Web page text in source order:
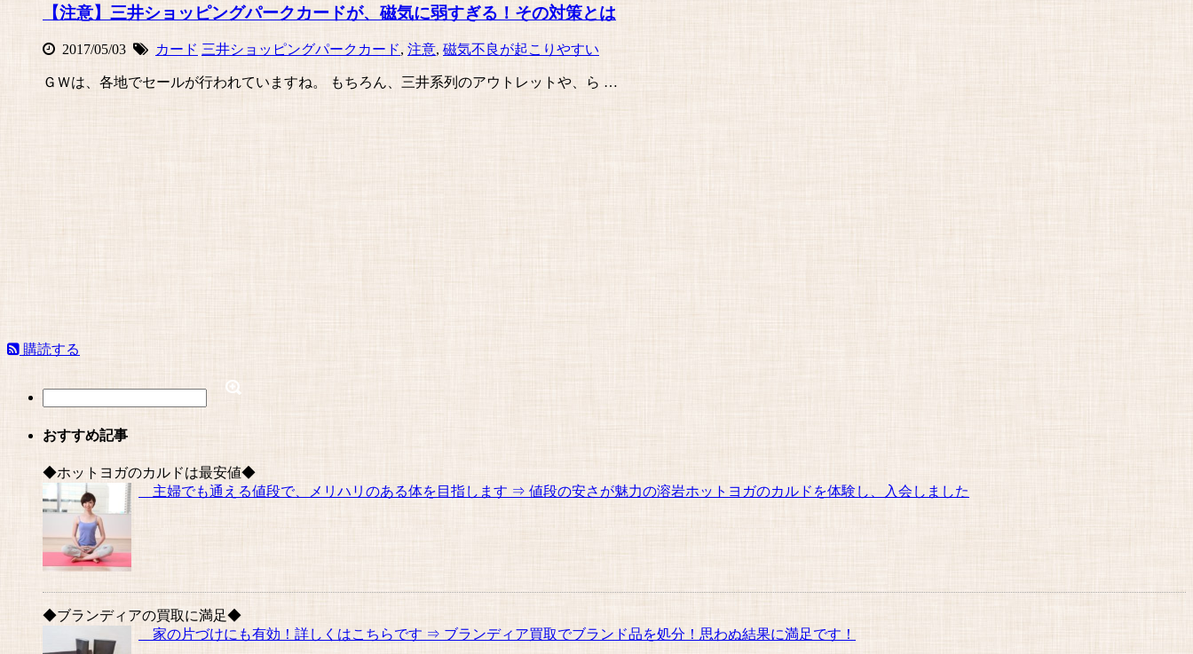
【注意】三井ショッピングパークカードが、磁気に弱すぎる！その対策とは
2017/05/03 カード 三井ショッピングパークカード, 注意, 磁気不良が起こりやすい
ＧＷは、各地でセールが行われていますね。 もちろん、三井系列のアウトレットや、ら …
購読する
おすすめ記事
◆ホットヨガのカルドは最安値◆
主婦でも通える値段で、メリハリのある体を目指します ⇒ 値段の安さが魅力の溶岩ホットヨガのカルドを体験し、入会しました
◆ブランディアの買取に満足◆
家の片づけにも有効！詳しくはこちらです ⇒ ブランディア買取でブランド品を処分！思わぬ結果に満足です！